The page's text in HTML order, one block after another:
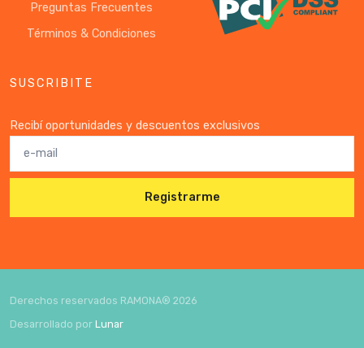
Preguntas Frecuentes
Términos & Condiciones
SUSCRIBITE
Recibí oportunidades y descuentos exclusivos
Registrarme
Derechos reservados RAMONA® 2026
Desarrollado por Lunar